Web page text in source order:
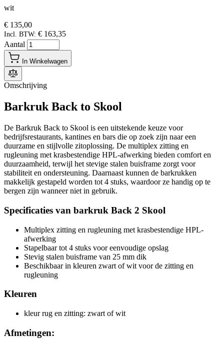
wit
€ 135,00
Incl. BTW: € 163,35
Aantal
In Winkelwagen
Omschrijving
Barkruk Back to Skool
De Barkruk Back to Skool is een uitstekende keuze voor
bedrijfsrestaurants, kantines en bars die op zoek zijn naar een
duurzame en stijlvolle zitoplossing. De multiplex zitting en
rugleuning met krasbestendige HPL-afwerking bieden comfort en
duurzaamheid, terwijl het stevige stalen buisframe zorgt voor
stabiliteit en ondersteuning. Daarnaast kunnen de barkrukken
makkelijk gestapeld worden tot 4 stuks, waardoor ze handig op te
bergen zijn wanneer niet in gebruik.
Specificaties van barkruk Back 2 Skool
Multiplex zitting en rugleuning met krasbestendige HPL-
afwerking
Stapelbaar tot 4 stuks voor eenvoudige opslag
Stevig stalen buisframe van 25 mm dik
Beschikbaar in kleuren zwart of wit voor de zitting en
rugleuning
Kleuren
kleur rug en zitting: zwart of wit
Afmetingen: